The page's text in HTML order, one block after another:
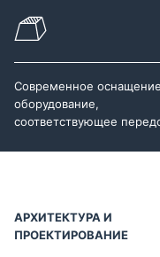
Современное
оборудование,
соответствующее
АРХИТЕКТУРА И
ПРОЕКТИРОВАНИЕ